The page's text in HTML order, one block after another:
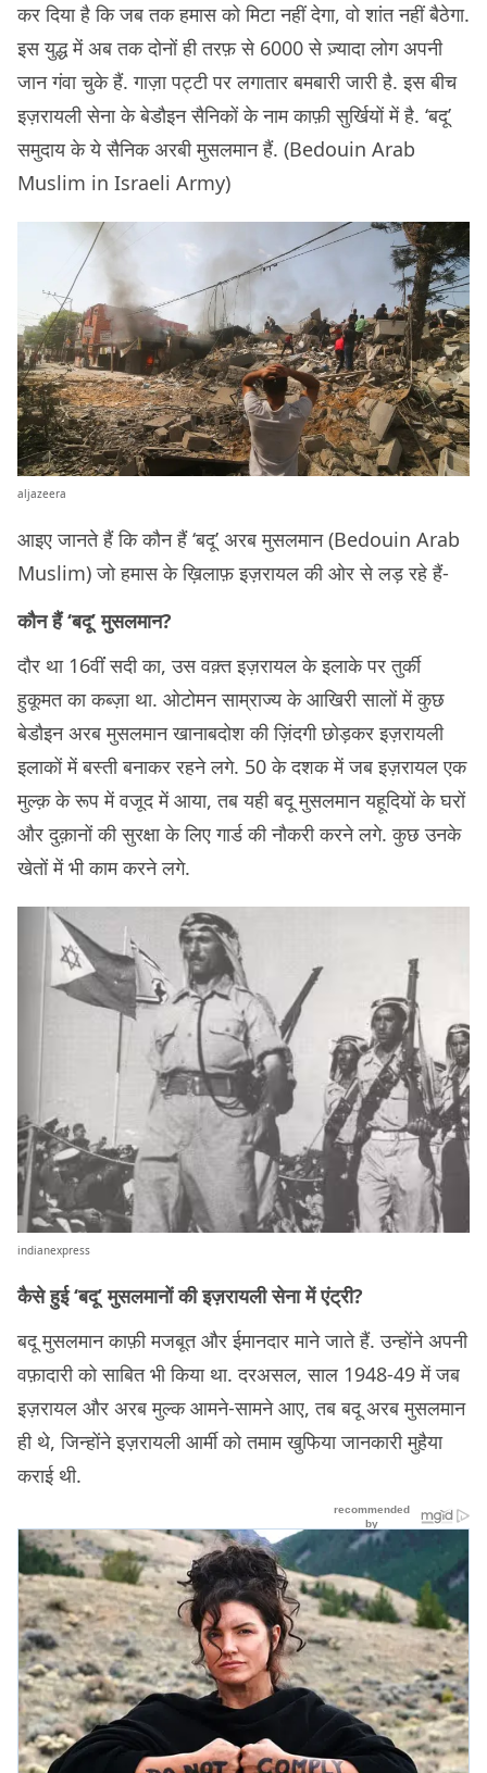
कर दिया है कि जब तक हमास को मिटा नहीं देगा, वो शांत नहीं बैठेगा.
इस युद्ध में अब तक दोनों ही तरफ़ से 6000 से ज़्यादा लोग अपनी
जान गंवा चुके हैं. गाज़ा पट्टी पर लगातार बमबारी जारी है. इस बीच
इज़रायली सेना के बेडौइन सैनिकों के नाम काफ़ी सुर्खियों में है. ‘बदू’
समुदाय के ये सैनिक अरबी मुसलमान हैं. (Bedouin Arab
Muslim in Israeli Army)
aljazeera
आइए जानते हैं कि कौन हैं ‘बदू’ अरब मुसलमान (Bedouin Arab
Muslim) जो हमास के ख़िलाफ़ इज़रायल की ओर से लड़ रहे हैं-
कौन हैं ‘बदू’ मुसलमान?
दौर था 16वींं सदी का, उस वक़्त इज़रायल के इलाके पर तुर्की
हुकूमत का कब्ज़ा था. ओटोमन साम्राज्य के आखिरी सालों में कुछ
बेडौइन अरब मुसलमान खानाबदोश की ज़िंदगी छोड़कर इज़रायली
इलाकों में बस्ती बनाकर रहने लगे. 50 के दशक में जब इज़रायल एक
मुल्क़ के रूप में वजूद में आया, तब यही बदू मुसलमान यहूदियों के घरों
और दुक़ानों की सुरक्षा के लिए गार्ड की नौकरी करने लगे. कुछ उनके
खेतों में भी काम करने लगे.
indianexpress
कैसे हुई ‘बदू’ मुसलमानों की इज़रायली सेना में एंट्री?
बदू मुसलमान काफ़ी मजबूत और ईमानदार माने जाते हैं. उन्होंने अपनी
वफ़ादारी को साबित भी किया था. दरअसल, साल 1948-49 में जब
इज़रायल और अरब मुल्क आमने-सामने आए, तब बदू अरब मुसलमान
ही थे, जिन्होंने इज़रायली आर्मी को तमाम खुफिया जानकारी मुहैया
कराई थी.